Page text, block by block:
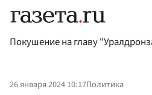
Покушение на главу
26 января 2024 10:17Политика